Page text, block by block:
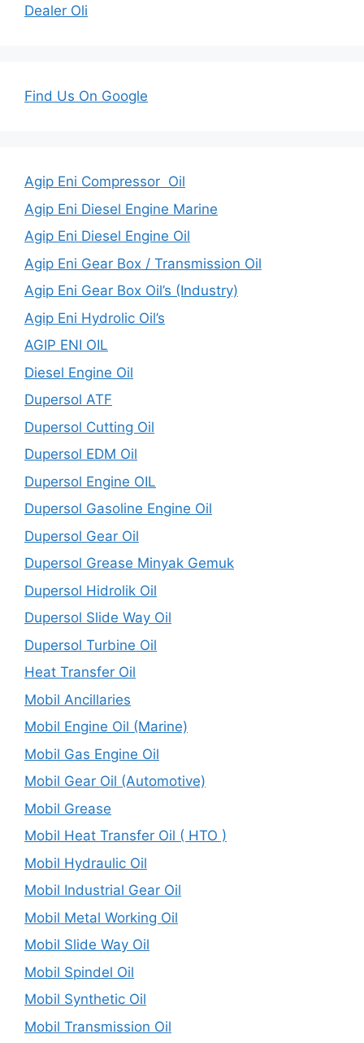
Dealer Oli
Find Us On Google
Agip Eni Compressor Oil
Agip Eni Diesel Engine Marine
Agip Eni Diesel Engine Oil
Agip Eni Gear Box / Transmission Oil
Agip Eni Gear Box Oil’s (Industry)
Agip Eni Hydrolic Oil’s
AGIP ENI OIL
Diesel Engine Oil
Dupersol ATF
Dupersol Cutting Oil
Dupersol EDM Oil
Dupersol Engine OIL
Dupersol Gasoline Engine Oil
Dupersol Gear Oil
Dupersol Grease Minyak Gemuk
Dupersol Hidrolik Oil
Dupersol Slide Way Oil
Dupersol Turbine Oil
Heat Transfer Oil
Mobil Ancillaries
Mobil Engine Oil (Marine)
Mobil Gas Engine Oil
Mobil Gear Oil (Automotive)
Mobil Grease
Mobil Heat Transfer Oil ( HTO )
Mobil Hydraulic Oil
Mobil Industrial Gear Oil
Mobil Metal Working Oil
Mobil Slide Way Oil
Mobil Spindel Oil
Mobil Synthetic Oil
Mobil Transmission Oil